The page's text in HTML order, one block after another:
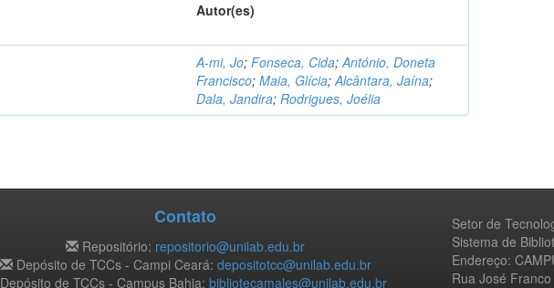
Autor(es)
A-mi, Jo;Fonseca, Cida;António, Doneta
Francisco;Maia, Glícia;Alcântara, Jaína;
Dala, Jandira;Rodrigues, Joélia
Setor de
Sistema de
Endereço:
Rua José
Contato
Repositório: repositorio@unilab.edu.br
Depósito de TCCs - Campi Ceará: depositotcc@unilab.edu.br
Depósito de TCCs - Campus Bahia: bibliotecamales@unilab.edu.br